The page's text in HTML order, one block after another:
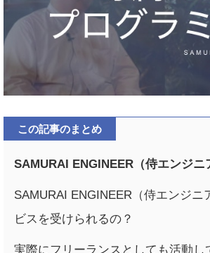
この記事のまとめ
SAMURAI ENGINEER（侍エンジニ
SAMURAI ENGINEER（侍エンジ
ビスを受けられるの？
実際にフリーランスとしても活動し